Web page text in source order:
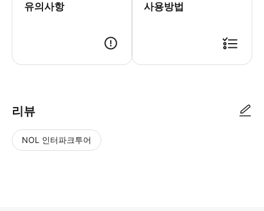
유의사항 사용방법
리뷰
NOL 인터파크투어